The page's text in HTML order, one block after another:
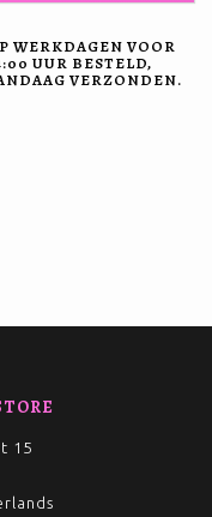
WERKDAGEN VOOR
UUR BESTELD,
VERZONDEN.
15